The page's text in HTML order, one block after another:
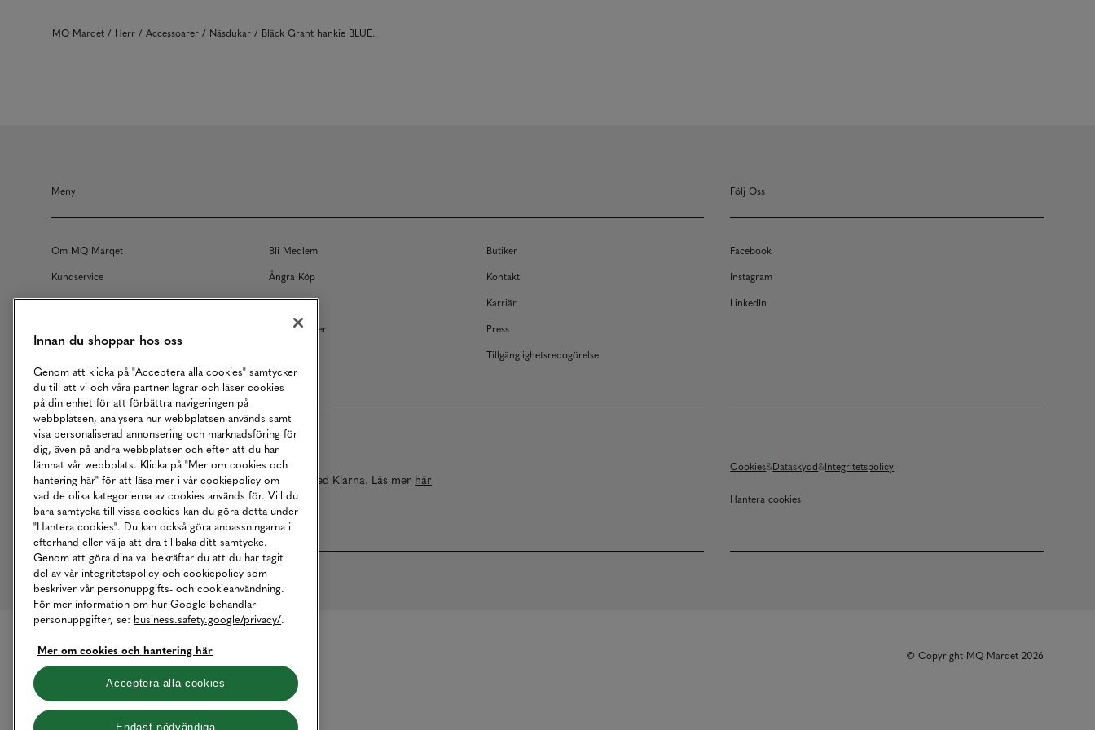
MQ Marqet Herr Accessoarer Näsdukar Bläck Grant hankie BLUE.
Meny
Om MQ Marqet Bli Medlem
Butiker
Kundservice
Ångra Köp
Kontakt
Returer
Köpvillkor
Karriär
Våra Tjänster
Press
Tillgänglighetsredogörelse
Följ Oss
Facebook
Instagram
LinkedIn
Betalningar online sköts i samarbete med Klarna. Läs mer här
Cookies Dataskydd Integritetspolicy
Hantera cookies
© Copyright MQ Marqet 2026
Innan du shoppar hos oss
Genom att klicka på "Acceptera alla cookies" samtycker
du till att vi och våra partner lagrar och läser cookies
på din enhet för att förbättra navigeringen på
webbplatsen, analysera hur webbplatsen används samt
visa personaliserad annonsering och marknadsföring för
dig, även på andra webbplatser och efter att du har
lämnat vår webbplats. Klicka på "Mer om cookies och
hantering här" för att läsa mer i vår cookiepolicy om
vad de olika kategorierna av cookies används för. Vill du
bara samtycka till vissa cookies kan du göra detta under
"Hantera cookies". Du kan också göra anpassningarna i
efterhand eller välja att dra tillbaka ditt samtycke.
Genom att göra dina val bekräftar du att du har tagit
del av vår integritetspolicy och cookiepolicy som
beskriver vår personuppgifts- och cookieanvändning.
För mer information om hur Google behandlar
personuppgifter, se: business.safety.google/privacy/.
Mer om cookies och hantering här
Acceptera alla cookies
Endast nödvändiga